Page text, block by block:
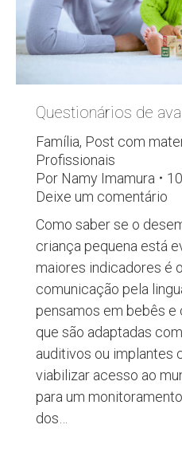
Questionários de
Família, Post com
Profissionais
Por Namy Imamura
Deixe um comentário
Como saber se o
criança pequena está
maiores indicadores é
comunicação pela
pensamos em bebês e
que são adaptadas
auditivos ou implantes
viabilizar acesso ao
para um
dos…